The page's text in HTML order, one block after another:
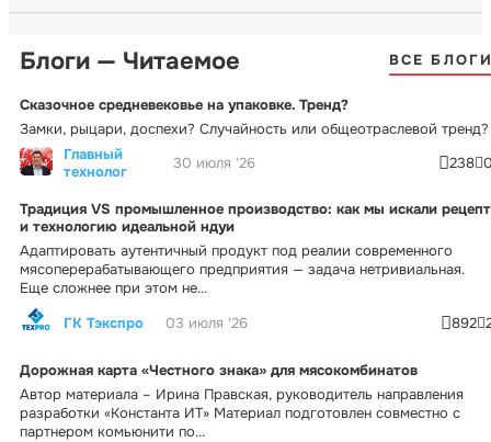
Блоги — Читаемое ВСЕ
Сказочное средневековье на упаковке. Тренд?
Замки, рыцари, доспехи? Случайность или общеотраслевой тренд?
Главный
технолог
30 июля '26 238
Традиция VS промышленное производство: как мы искали рецепт
и технологию идеальной ндуи
Адаптировать аутентичный продукт под реалии современного
мясоперерабатывающего предприятия — задача нетривиальная.
Еще сложнее при этом не...
ГК Тэкспро
03 июля '26 892
Дорожная карта «Честного знака» для мясокомбинатов
Автор материала – Ирина Правская, руководитель направления
разработки «Константа ИТ» Материал подготовлен совместно с
партнером комьюнити по...